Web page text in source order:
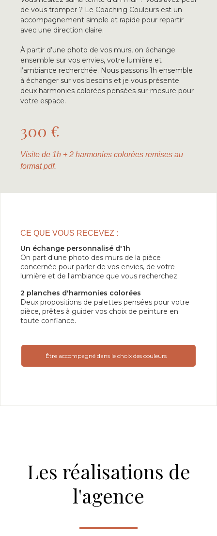
de vous tromper ? Le Coaching Couleurs est un
accompagnement simple et rapide pour repartir
avec une direction claire.
À partir d’une photo de vos murs, on échange
ensemble sur vos envies, votre lumière et
l’ambiance recherchée. Nous passons 1h ensemble
à échanger sur vos besoins et je vous présente
deux harmonies colorées pensées sur-mesure pour
votre espace.
300 €
Visite de 1h + 2 harmonies colorées remises au
format pdf.
CE QUE VOUS RECEVEZ :
Un échange personnalisé d'1h
On part d'une photo des murs de la pièce
concernée pour parler de vos envies, de votre
lumière et de l'ambiance que vous recherchez.
2 planches d'harmonies colorées
Deux propositions de palettes pensées pour votre
pièce, prêtes à guider vos choix de peinture en
toute confiance.
Être accompagné dans le choix des couleurs
Les réalisations de
l'agence